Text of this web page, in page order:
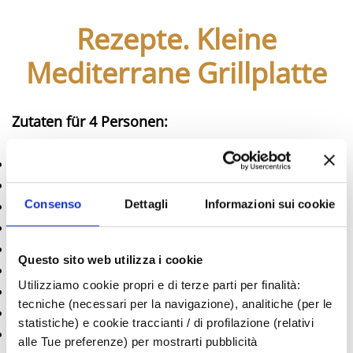
Consenso Dettagli Informazioni sui cookie
Questo sito web utilizza i cookie
Utilizziamo cookie propri e di terze parti per finalità:
tecniche (necessari per la navigazione), analitiche (per le
statistiche) e cookie traccianti / di profilazione (relativi
alle Tue preferenze) per mostrarti pubblicità
Rezepte. Kleine
Mediterrane Grillplatte
Zutaten für 4 Personen:
2 kleine Steinbutte, je etwa ½ kg
12 große geschälte Krebse
8 Calamares mittlerer Größe
8 schöne Seebarben
½ kg Paniermehl
4 Knoblauchzehen
Petersilie